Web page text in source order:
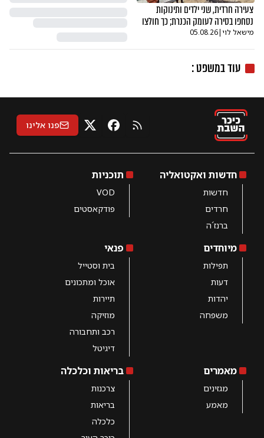
צעירה חרדית, שני ילדים ותינוקות
נסחפו בסירה לעומק הכנרת; כך חולצו
מישאל לוי|
05.08.26
עוד במשפט:
RSS פייסבוק
X פנו אלינו
חדשות ואקטואליה
חדשות
חרדים
ברנז´ה
תוכניות
VOD
פודקאסטים
מיוחדים
תפילות
דעות
יהדות
משפחה
פנאי
בית וסטייל
אוכל ומתכונים
תיירות
מוזיקה
רכב ותחבורה
דיגיטל
מאמרים
מגזינים
מאמע
בריאות וכלכלה
צרכנות
בריאות
כלכלה